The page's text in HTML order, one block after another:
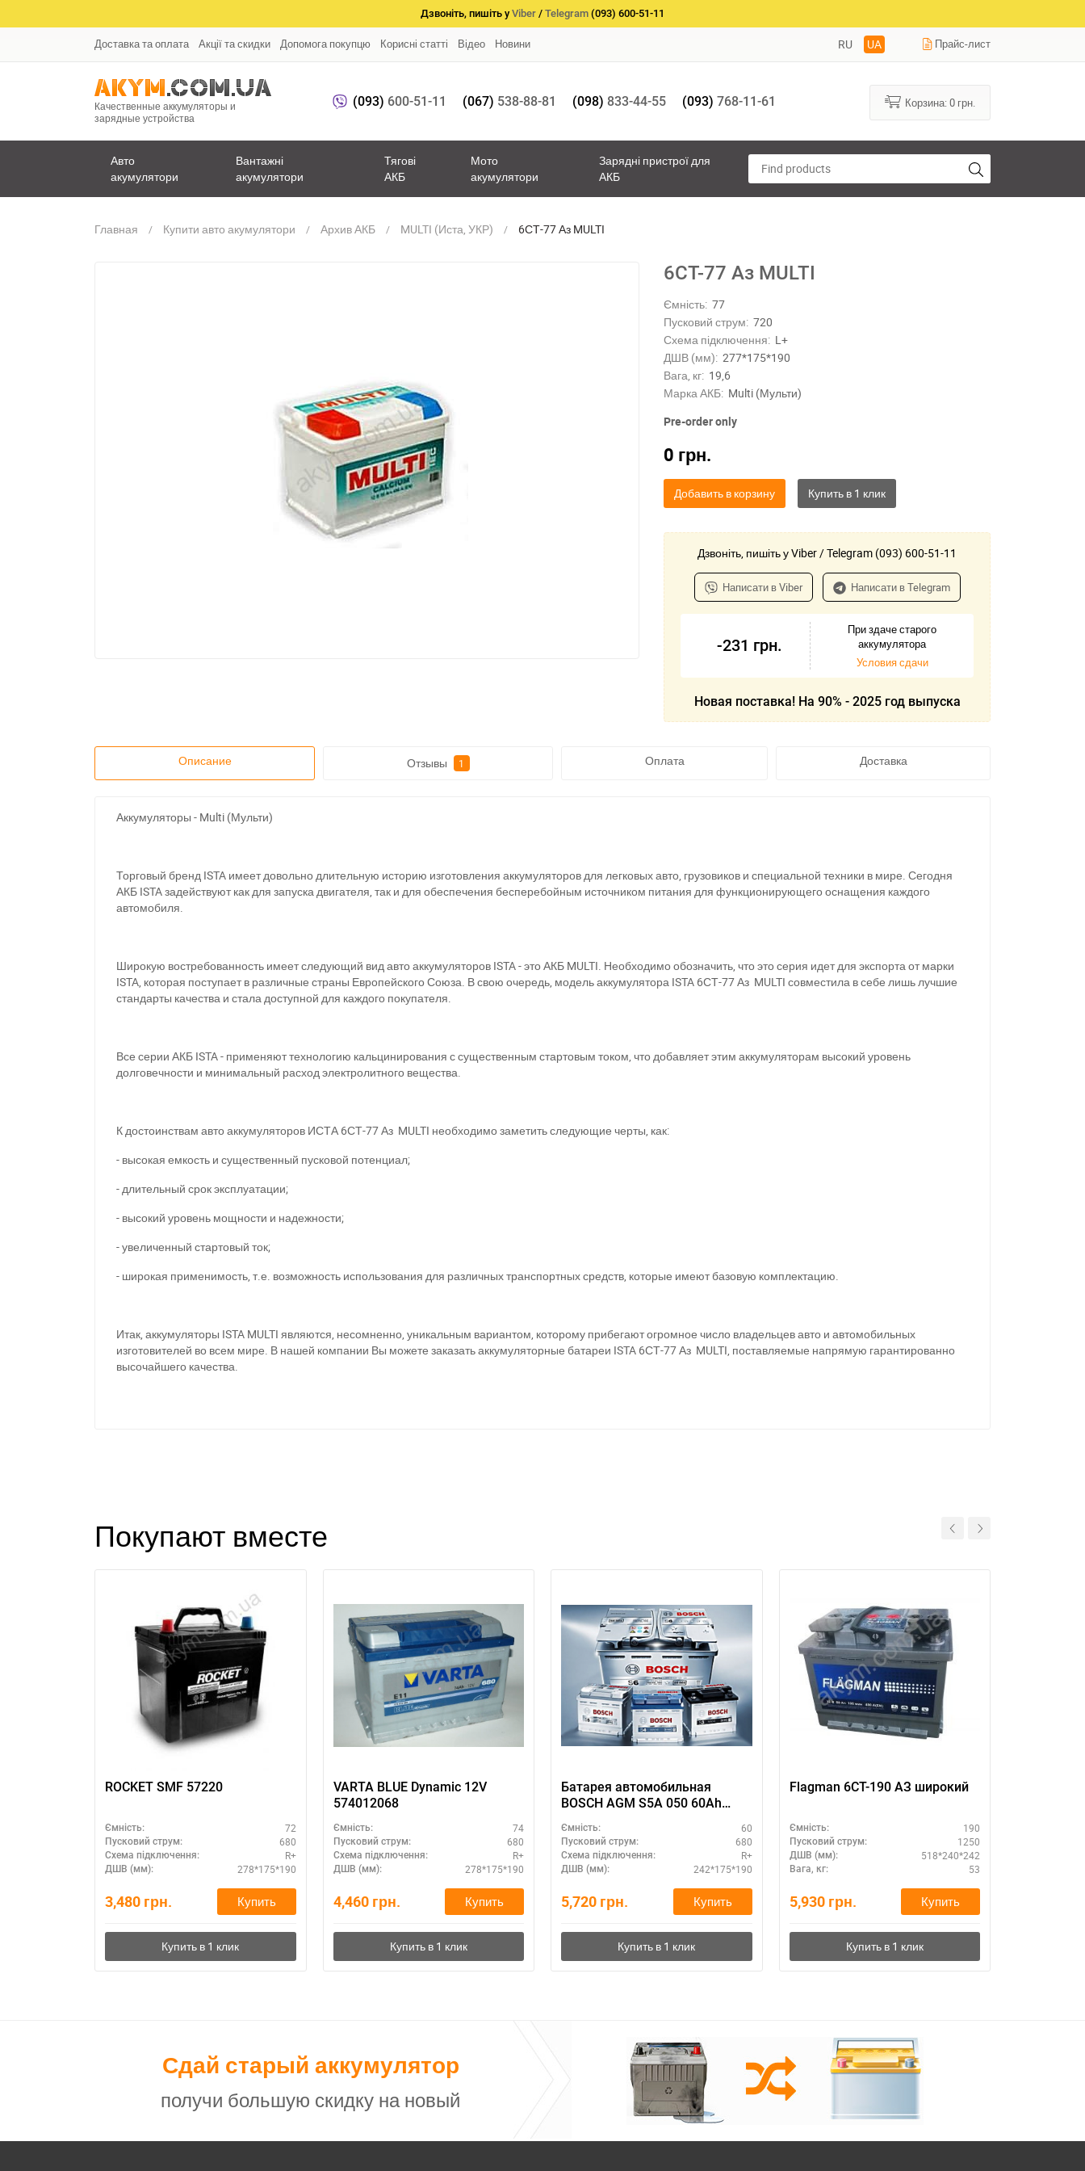
Дзвоніть, пишіть у Viber / Telegram (093) 600-51-11
Доставка та оплата Акції та скидки Допомога покупцю Корисні статті Відео Новини RU UA Прайс-лист
Качественные аккумуляторы и
зарядные устройства
(093) 600-51-11 (067) 538-88-81 (098) 833-44-55 (093) 768-11-61 Корзина:0 грн.
Авто
акумулятори
Вантажні
акумулятори
Тягові
АКБ
Мото
акумулятори
Зарядні пристрої для
АКБ
Главная Купити авто акумулятори Архив АКБ MULTI (Иста, УКР) 6СТ-77 Аз MULTI
6СТ-77 Аз MULTI
Ємність: 77
Пусковий струм: 720
Схема підключення: L+
ДШВ (мм): 277*175*190
Вага, кг: 19,6
Марка АКБ: Multi (Мульти)
Pre-order only
0 грн.
Добавить в корзину
Дзвоніть, пишіть у Viber / Telegram (093) 600-51-11
Написати в Viber Написати в Telegram
-231 грн.
При здаче старого
аккумулятора
Условия сдачи
Новая поставка! На 90% - 2025 год выпуска
Описание Отзывы 1 Оплата Доставка
Аккумуляторы - Multi (Мульти)
Торговый бренд ISTA имеет довольно длительную историю изготовления аккумуляторов для легковых авто, грузовиков и специальной техники в мире. Сегодня
АКБ ISTA задействуют как для запуска двигателя, так и для обеспечения бесперебойным источником питания для функционирующего оснащения каждого
автомобиля.
Широкую востребованность имеет следующий вид авто аккумуляторов ISTA - это АКБ MULTI. Необходимо обозначить, что это серия идет для экспорта от марки
ISTA, которая поступает в различные страны Европейского Союза. В свою очередь, модель аккумулятора ISTA 6СТ-77 Аз MULTI совместила в себе лишь лучшие
стандарты качества и стала доступной для каждого покупателя.
Все серии АКБ ISTA - применяют технологию кальцинирования с существенным стартовым током, что добавляет этим аккумуляторам высокий уровень
долговечности и минимальный расход электролитного вещества.
К достоинствам авто аккумуляторов ИСТА 6СТ-77 Аз MULTI необходимо заметить следующие черты, как:
- высокая емкость и существенный пусковой потенциал;
- длительный срок эксплуатации;
- высокий уровень мощности и надежности;
- увеличенный стартовый ток;
- широкая применимость, т.е. возможность использования для различных транспортных средств, которые имеют базовую комплектацию.
Итак, аккумуляторы ISTA MULTI являются, несомненно, уникальным вариантом, которому прибегают огромное число владельцев авто и автомобильных
изготовителей во всем мире. В нашей компании Вы можете заказать аккумуляторные батареи ISTA 6СТ-77 Аз MULTI, поставляемые напрямую гарантированно
высочайшего качества.
Покупают вместе
ROCKET SMF 57220
Ємність: 72
Пусковий струм: 680
Схема підключення: R+
ДШВ (мм): 278*175*190
3,480 грн. Купить
VARTA BLUE Dynamic 12V
574012068
Ємність: 74
Пусковий струм: 680
Схема підключення: R+
ДШВ (мм): 278*175*190
4,460 грн. Купить
Батарея автомобильная
BOSCH AGM S5A 050 60Ah
AGM
Ємність: 60
Пусковий струм: 680
Схема підключення: R+
ДШВ (мм): 242*175*190
5,720 грн. Купить
Flagman 6СТ-190 АЗ широкий
Ємність: 190
Пусковий струм: 1250
ДШВ (мм): 518*240*242
Вага, кг: 53
5,930 грн. Купить
Сдай старый аккумулятор
получи большую скидку на новый